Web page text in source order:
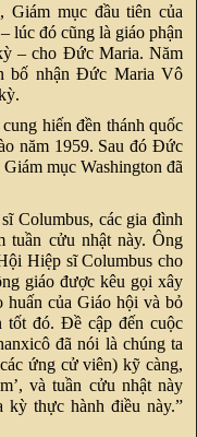
Giám mục đầu tiên của
lúc đó cũng là giáo phận
– cho Đức Maria. Năm
bố nhận Đức Maria Vô
hiến đền thánh quốc
năm 1959. Sau đó Đức
mục Washington đã
Columbus, các gia đình
tuần cửu nhật này. Ông
Hiệp sĩ Columbus cho
giáo được kêu gọi xây
huấn của Giáo hội và bỏ
tốt đó. Đề cập đến cuộc
đã nói là chúng ta
ứng cử viên) kỹ càng,
và tuần cửu nhật này
thực hành điều này.”